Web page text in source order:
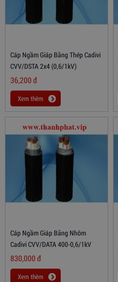
Cáp Ngầm Giáp Băng Thép Cadivi
CVV/DSTA 2x4 (0,6/1kV)
36,200đ
Xem thêm
Cáp Ngầm Giáp Băng Nhôm
Cadivi CVV/DATA 400-0,6/1kV
830,000đ
Xem thêm